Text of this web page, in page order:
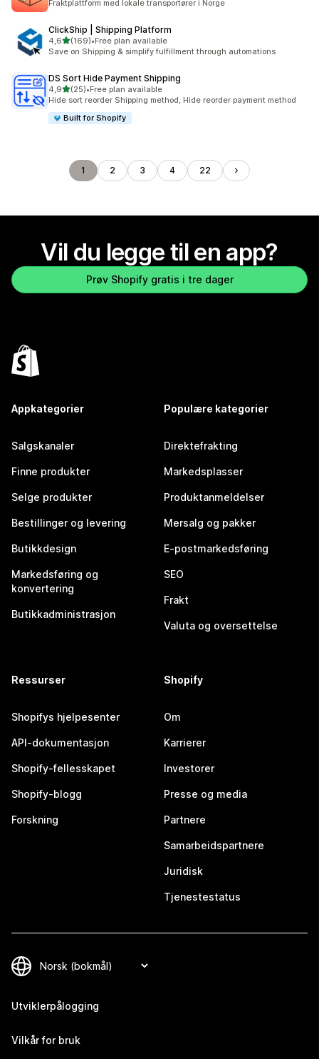
Fraktplattform med lokale transportører i Norge
ClickShip | Shipping Platform
4,6av 5 stjerner
(169)
Totalt 169 omtaler
•Free plan available
Save on Shipping & simplify fulfillment through automations
DS Sort Hide Payment Shipping
4,9av 5 stjerner
(25)
Totalt 25 omtaler
•Free plan available
Hide sort reorder Shipping method, Hide reorder payment method
Built for Shopify
1 2 3 4 22
Vil du legge til en app?
Prøv Shopify gratis i tre dager
Appkategorier
Salgskanaler
Finne produkter
Selge produkter
Bestillinger og levering
Butikkdesign
Markedsføring og
konvertering
Butikkadministrasjon
Populære kategorier
Direktefrakting
Markedsplasser
Produktanmeldelser
Mersalg og pakker
E-postmarkedsføring
SEO
Frakt
Valuta og oversettelse
Ressurser
Shopifys hjelpesenter
API-dokumentasjon
Shopify-fellesskapet
Shopify-blogg
Forskning
Shopify
Om
Karrierer
Investorer
Presse og media
Partnere
Samarbeidspartnere
Juridisk
Tjenestestatus
Utviklerpålogging
Vilkår for bruk